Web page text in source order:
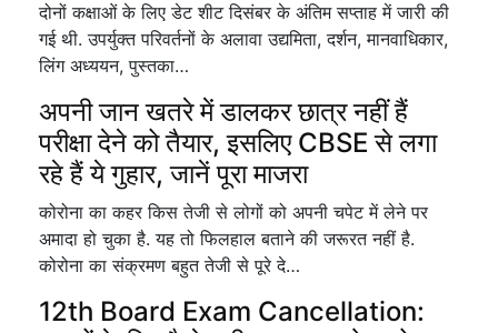
दोनों कक्षाओं के लिए डेट शीट दिसंबर के अंतिम सप्ताह में जारी की
गई थी. उपर्युक्त परिवर्तनों के अलावा उद्यमिता, दर्शन, मानवाधिकार,
लिंग अध्ययन, पुस्तका…
अपनी जान खतरे में डालकर छात्र नहीं हैं
परीक्षा देने को तैयार, इसलिए CBSE से लगा
रहे हैं ये गुहार, जानें पूरा माजरा
कोरोना का कहर किस तेजी से लोगों को अपनी चपेट में लेने पर
अमादा हो चुका है. यह तो फिलहाल बताने की जरूरत नहीं है.
कोरोना का संक्रमण बहुत तेजी से पूरे दे…
12th Board Exam Cancellation: